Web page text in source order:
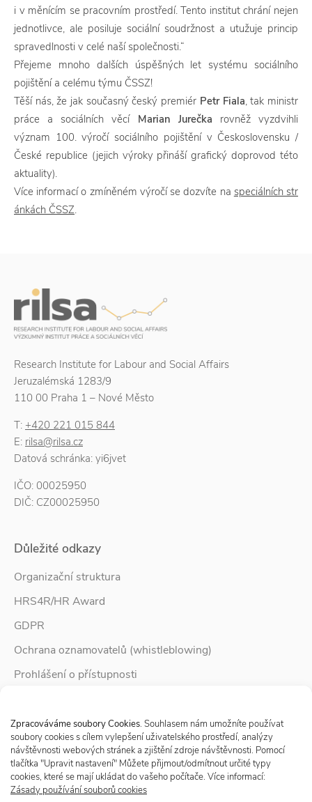
Zpracováváme soubory Cookies. Souhlasem nám umožníte používat
soubory cookies s cílem vylepšení uživatelského prostředí, analýzy
návštěvnosti webových stránek a zjištění zdroje návštěvnosti. Pomocí
tlačítka "Upravit nastavení" Můžete přijmout/odmítnout určité typy
cookies, které se mají ukládat do vašeho počítače. Více informací:
Zásady používání souborů cookies
i v měnícím se pracovním prostředí. Tento institut chrání nejen
jednotlivce, ale posiluje sociální soudržnost a utužuje princip
spravedlnosti v celé naší společnosti.“
Přejeme mnoho dalších úspěšných let systému sociálního
pojištění a celému týmu ČSSZ!
Těší nás, že jak současný český premiér Petr Fiala, tak ministr
práce a sociálních věcí Marian Jurečka rovněž vyzdvihli
význam 100. výročí sociálního pojištění v Československu /
České republice (jejich výroky přináší grafický doprovod této
aktuality).
Více informací o zmíněném výročí se dozvíte na speciálních str
ánkách ČSSZ.
Research Institute for Labour and Social Affairs
Jeruzalémská 1283/9
110 00 Praha 1 – Nové Město
T: +420 221 015 844
E: rilsa@rilsa.cz
Datová schránka: yi6jvet
IČO: 00025950
DIČ: CZ00025950
Důležité odkazy
Organizační struktura
HRS4R/HR Award
GDPR
Ochrana oznamovatelů (whistleblowing)
Prohlášení o přístupnosti
Zpravodaj Rodina
Sledujte nás